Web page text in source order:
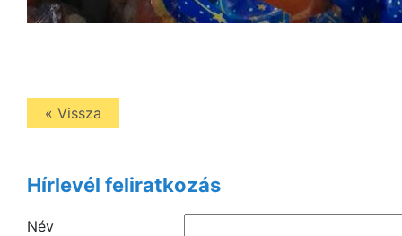
« Vissza
Hírlevél feliratkozás
Név